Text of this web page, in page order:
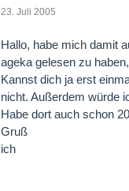
23. Juli 2005
Hallo, habe mich damit
ageka gelesen zu
Kannst dich ja erst
nicht. Außerdem würde
Habe dort auch schon
Gruß
ich